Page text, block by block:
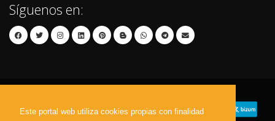
Este portal web utiliza cookies propias con finalidad
Síguenos en: